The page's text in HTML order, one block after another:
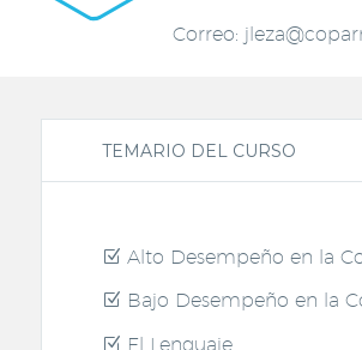
Correo:
TEMARIO DEL CURSO
Alto Desempeño en la
Bajo Desempeño en la
El Lenguaje.